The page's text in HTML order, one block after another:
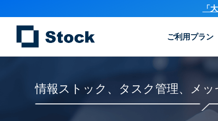
「
ご利用プラン
情報ストック、タスク管理、メ